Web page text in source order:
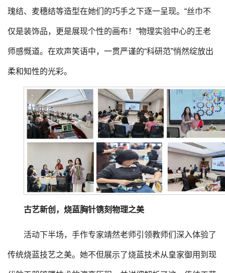
瑰结、麦穗结等造型在她们的巧手之下逐一呈现。“丝巾不
仅是装饰品，更是展现个性的画布！”物理实验中心的王老
师感慨道。在欢声笑语中，一贯严谨的“科研范”悄然绽放出
柔和知性的光彩。
古艺新创 ，烧蓝胸针镌刻物理之美
活动下半场，手作专家靖然老师引领教师们深入体验了
传统烧蓝技艺之美。她不但展示了烧蓝技术从皇家御用到现